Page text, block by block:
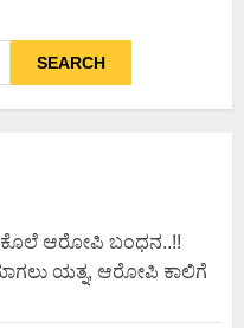
SEARCH
ಆರೋಪಿ ಬಂಧನ..!!
ಯತ್ನ, ಆರೋಪಿ ಕಾಲಿಗೆ